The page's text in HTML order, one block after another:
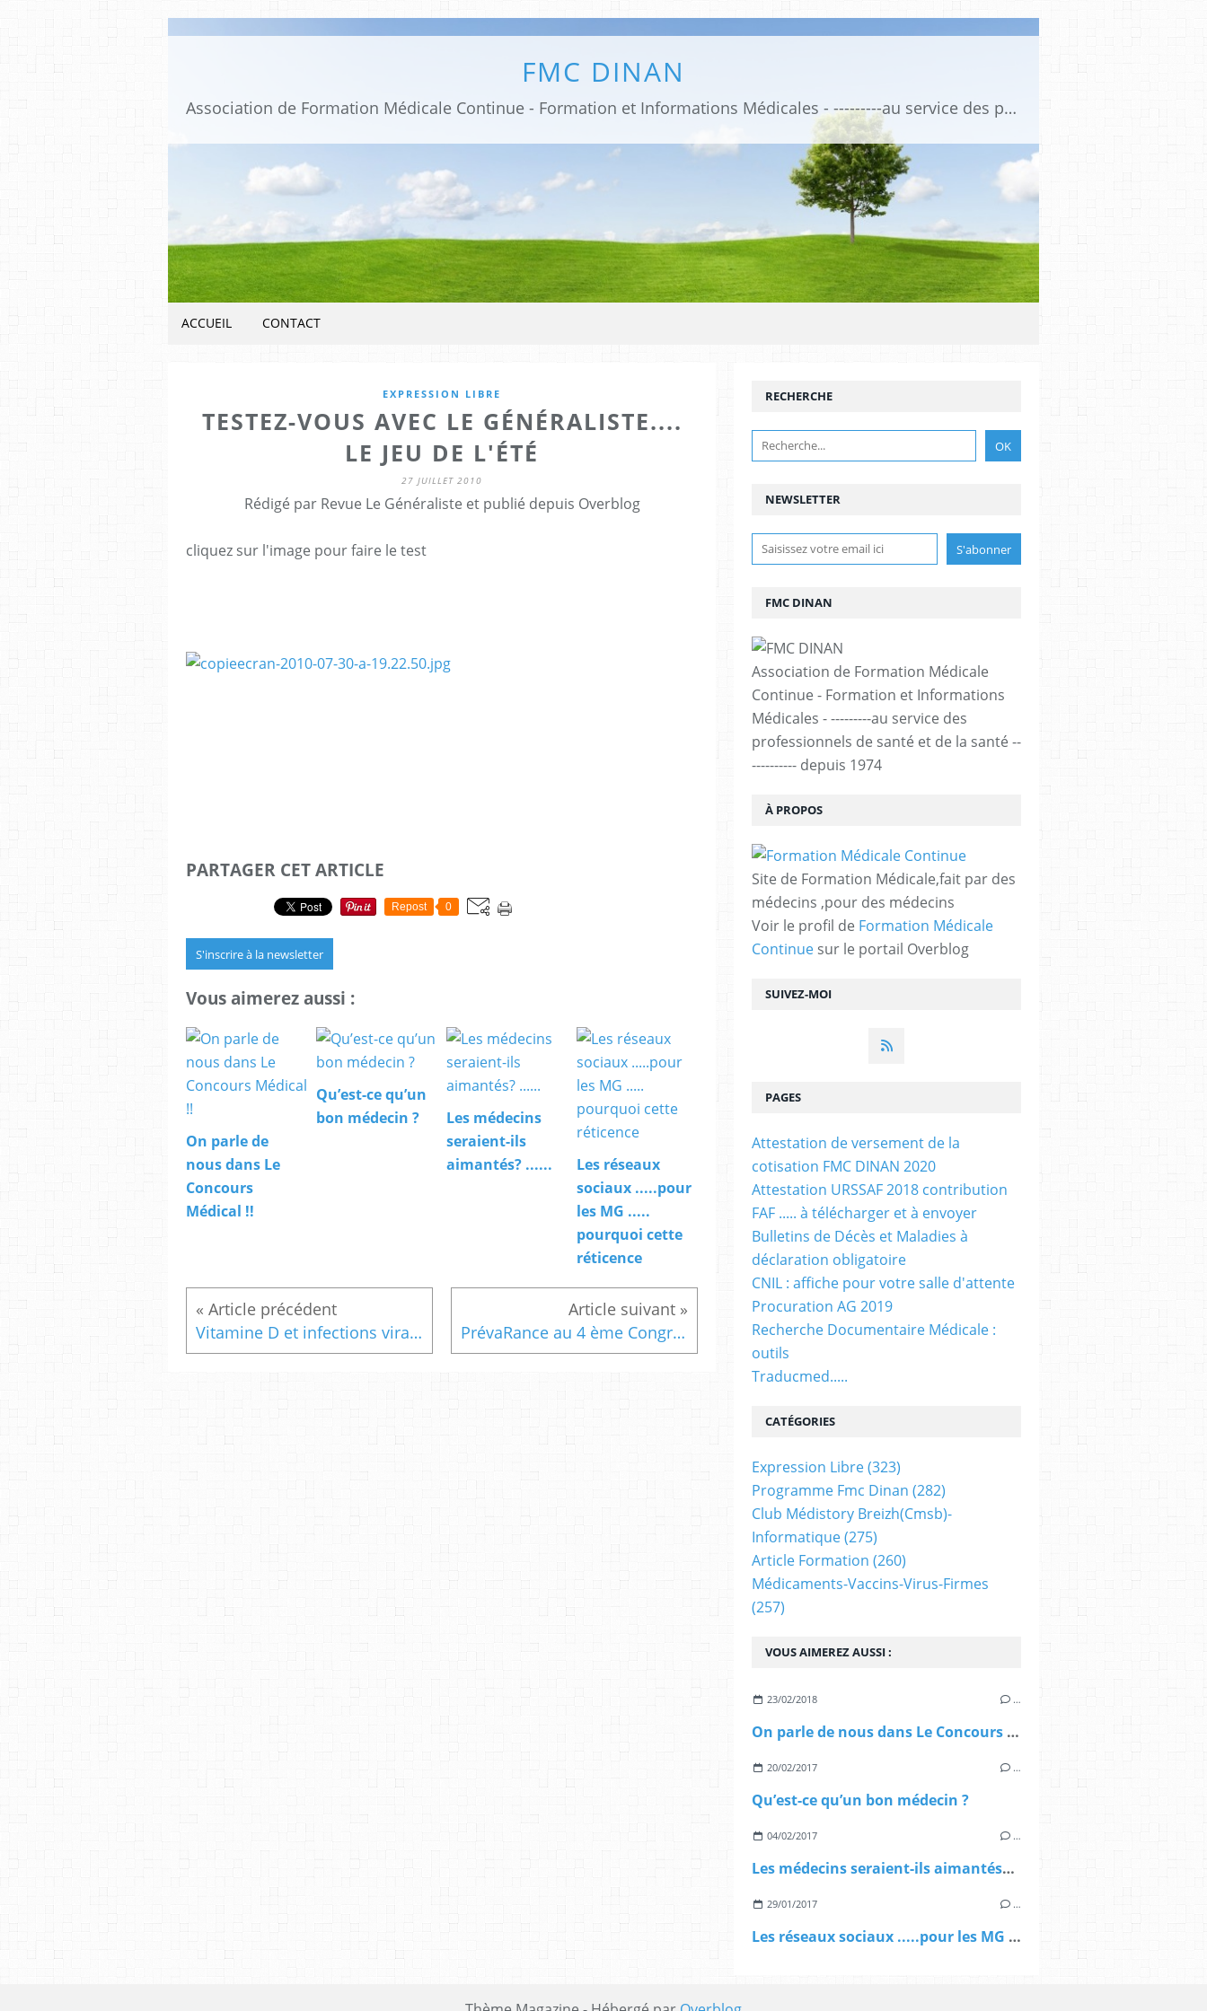
FMC DINAN
Association de Formation Médicale Continue - Formation et Informations Médicales - ---------au service des professionnels de santé et de la santé ------------ depuis 1974
ACCUEIL CONTACT
EXPRESSION LIBRE
TESTEZ-VOUS AVEC LE GÉNÉRALISTE....
LE JEU DE L'ÉTÉ
27 JUILLET 2010
Rédigé par Revue Le Généraliste et publié depuis Overblog
cliquez sur l'image pour faire le test
PARTAGER CET ARTICLE
Repost 0
S'inscrire à la newsletter
Vous aimerez aussi :
On parle de
nous dans Le
Concours
Médical !!
Qu’est-ce qu’un
bon médecin ?
Les médecins
seraient-ils
aimantés? ......
Les réseaux
sociaux .....pour
les MG .....
pourquoi cette
réticence
Vitamine D et infections virales. PrévaRance au 4 ème Congres national de la médecine Générale
NEWSLETTER
SUIVEZ-MOI
RECHERCHE
FMC DINAN
Association de Formation Médicale
Continue - Formation et Informations
Médicales - ---------au service des
professionnels de santé et de la santé --
---------- depuis 1974
À PROPOS
Site de Formation Médicale,fait par des
médecins ,pour des médecins
Voir le profil de Formation Médicale
Continue sur le portail Overblog
VOUS AIMEREZ AUSSI :
23/02/2018 …
On parle de nous dans Le Concours Médical !!
20/02/2017 …
Qu’est-ce qu’un bon médecin ?
04/02/2017 …
Les médecins seraient-ils aimantés? ......
29/01/2017 …
Les réseaux sociaux .....pour les MG ..... pourquoi cette réticence
PAGES
Attestation de versement de la
cotisation FMC DINAN 2020
Attestation URSSAF 2018 contribution
FAF ..... à télécharger et à envoyer
Bulletins de Décès et Maladies à
déclaration obligatoire
CNIL : affiche pour votre salle d'attente
Procuration AG 2019
Recherche Documentaire Médicale :
outils
Traducmed.....
CATÉGORIES
Expression Libre(323)
Programme Fmc Dinan (282)
Club Médistory Breizh(cmsb)-
Informatique(275)
Article Formation (260)
Médicaments-Vaccins-Virus-Firmes
(257)